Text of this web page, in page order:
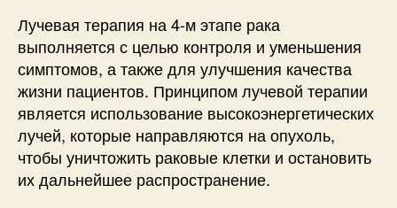
Лучевая терапия на 4-м этапе рака
выполняется с целью контроля и уменьшения
симптомов, а также для улучшения качества
жизни пациентов. Принципом лучевой терапии
является использование высокоэнергетических
лучей, которые направляются на опухоль,
чтобы уничтожить раковые клетки и остановить
их дальнейшее распространение.